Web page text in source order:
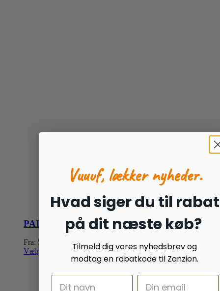
PAIKKA Ortopædisk Kølemadras Brun
Fra: 599.00
Vælg mulighederDette
vare
flere
varianter.
Detaljer
Vuuuf, lækker nyheder.
Hvad siger du til rabat
på dit næste køb?
Tilmeld dig vores nyhedsbrev og
modtag en rabatkode til Zanzion.